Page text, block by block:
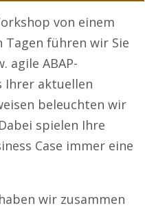
von einem
führen wir Sie
agile ABAP-
Ihrer aktuellen
beleuchten wir
spielen Ihre
Case immer eine
wir zusammen